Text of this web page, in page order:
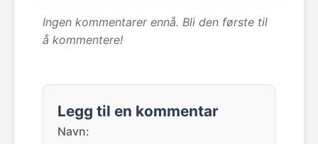
Ingen kommentarer ennå. Bli den første til
å kommentere!
Legg til en kommentar
Navn: